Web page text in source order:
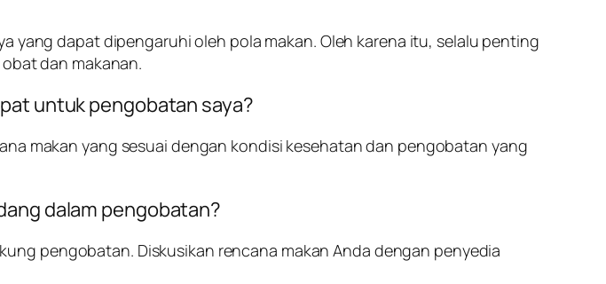
dapat dipengaruhi oleh pola makan. Oleh karena itu, selalu penting
dan makanan.
untuk pengobatan saya?
makan yang sesuai dengan kondisi kesehatan dan pengobatan yang
dalam pengobatan?
pengobatan. Diskusikan rencana makan Anda dengan penyedia